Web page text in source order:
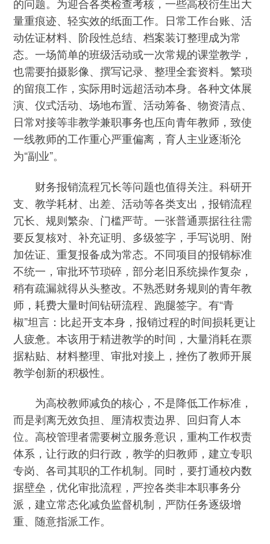
的问题。为迎合各类检查考核，一些高校衍生出大
量重痕迹、轻实效的纸面工作。日常工作台账、活
动佐证材料、阶段性总结、档案装订整理成为常
态。一场简单的班级活动或一次常规的课堂教学，
也需要拍摄影像、撰写记录、整理全套资料。繁琐
的留痕工作，实际用时远超活动本身。各种文体展
演、仪式活动、场地布置、活动筹备、物资清点、
日常对接等非教学兼职事务也压向青年教师，致使
一线教师的工作重心严重偏离，育人主业逐渐沦
为“副业”。
财务报销流程冗长等问题也值得关注。科研开
支、教学耗材、出差、活动等各类支出，报销流程
冗长、规则繁杂、门槛严苛。一张普通票据往往需
要反复核对、补充证明、多级签字，手写说明、附
加佐证、重复报备成为常态。不同项目的报销标准
不统一，审批环节琐碎，部分老旧系统操作复杂，
稍有疏漏就得从头整改。不熟悉财务规则的青年教
师，耗费大量时间钻研流程、跑腿签字。有“青
椒”坦言：比起开支本身，报销过程的时间损耗更让
人疲惫。本该用于精进教学的时间，大量消耗在票
据粘贴、材料整理、审批对接上，挫伤了教师开展
教学创新的积极性。
为高校教师减负的核心，不是降低工作标准，
而是剥离无效负担、厘清权责边界、回归育人本
位。高校管理者需要树立服务意识，重构工作权责
体系，让行政的归行政，教学的归教师，建立专职
专岗、各司其职的工作机制。同时，要打通校内数
据壁垒，优化审批流程，严控各类非本职事务分
派，建立常态化减负监督机制，严防任务逐级增
重、随意指派工作。